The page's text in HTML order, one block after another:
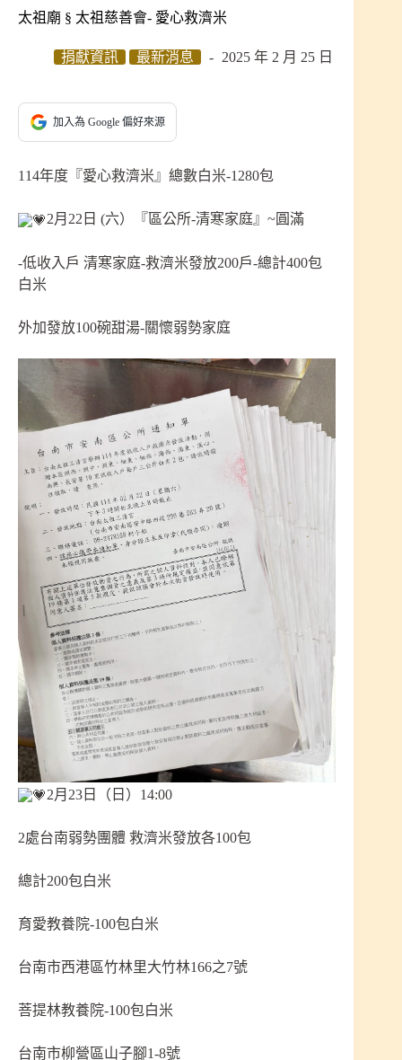
太祖廟 § 太祖慈善會- 愛心救濟米
捐獻資訊 最新消息 2025 年 2 月 25 日
加入為 Google 偏好來源
114年度『愛心救濟米』總數白米-1280包
2月22日 (六）『區公所-清寒家庭』~圓滿
-低收入戶 清寒家庭-救濟米發放200戶-總計400包
白米
外加發放100碗甜湯-關懷弱勢家庭
2月23日（日）14:00
2處台南弱勢團體 救濟米發放各100包
總計200包白米
育愛教養院-100包白米
台南市西港區竹林里大竹林166之7號
菩提林教養院-100包白米
台南市柳營區山子腳1-8號